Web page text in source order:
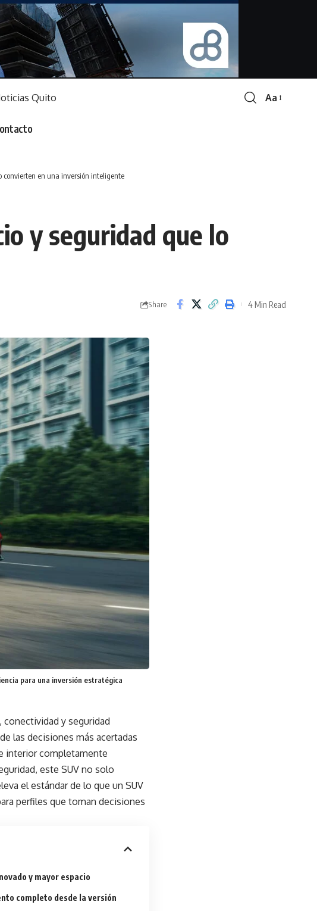
Font
Aa
convierten en una inversión inteligente
y seguridad que lo
Share 4 Min Read
para una inversión estratégica
conectividad y seguridad
las decisiones más acertadas
interior completamente
este SUV no solo
el estándar de lo que un SUV
perfiles que toman decisiones
y mayor espacio
completo desde la versión